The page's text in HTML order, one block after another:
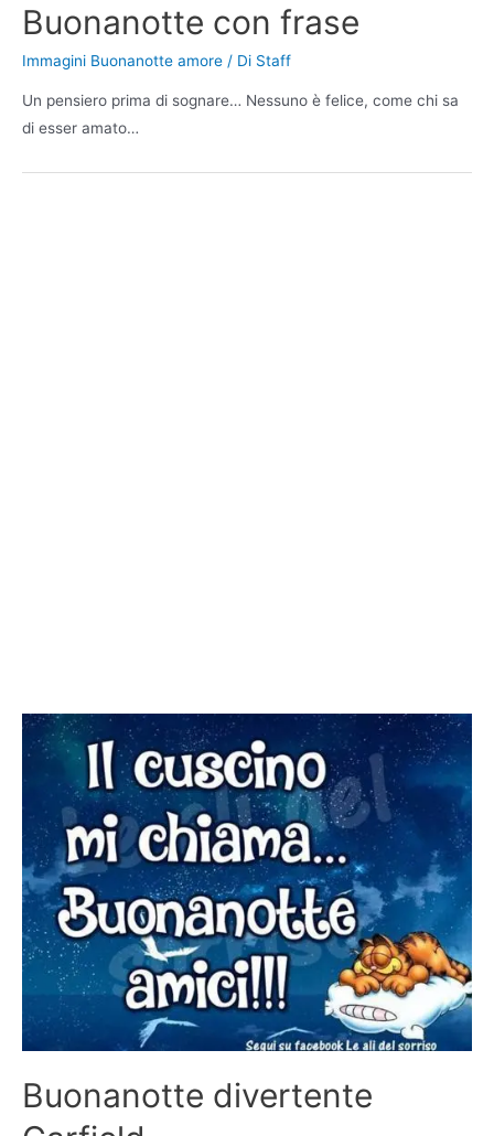
Buonanotte con frase
Immagini Buonanotte amore / Di Staff
Un pensiero prima di sognare… Nessuno è felice, come chi sa
di esser amato…
Buonanotte divertente